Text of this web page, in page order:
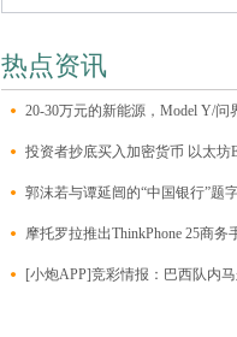
热点资讯